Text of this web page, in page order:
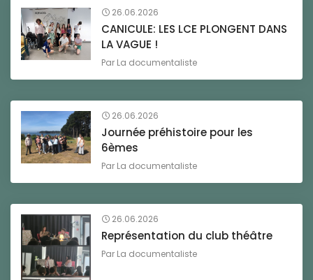
26.06.2026
CANICULE: LES LCE PLONGENT DANS
LA VAGUE !
Par La documentaliste
26.06.2026
Journée préhistoire pour les
6èmes
Par La documentaliste
26.06.2026
Représentation du club théâtre
Par La documentaliste